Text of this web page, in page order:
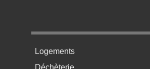
Menu pratique bas de page 2
Logements
Déchèterie